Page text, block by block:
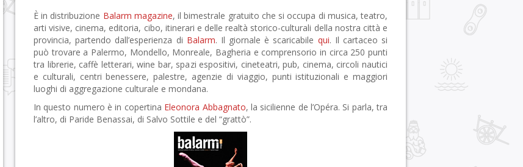
È in distribuzione Balarm magazine, il bimestrale gratuito che si occupa di musica, teatro,
arti visive, cinema, editoria, cibo, itinerari e delle realtà storico-culturali della nostra città e
provincia, partendo dall’esperienza di Balarm. Il giornale è scaricabile qui. Il cartaceo si
può trovare a Palermo, Mondello, Monreale, Bagheria e comprensorio in circa 250 punti
tra librerie, caffè letterari, wine bar, spazi espositivi, cineteatri, pub, cinema, circoli nautici
e culturali, centri benessere, palestre, agenzie di viaggio, punti istituzionali e maggiori
luoghi di aggregazione culturale e mondana.
In questo numero è in copertina Eleonora Abbagnato, la sicilienne de l’Opéra. Si parla, tra
l’altro, di Paride Benassai, di Salvo Sottile e del “grattò”.